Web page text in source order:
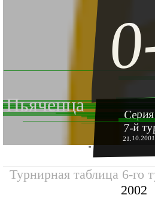
Пьяченца
7-й
21.10.2001
''
Турнирная таблица 6-го
2002